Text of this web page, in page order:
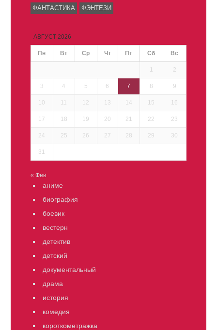
ФАНТАСТИКА ФЭНТЕЗИ
АВГУСТ 2026
Пн Вт Ср Чт Пт Сб Вс
1 2
3 4 5 6 7 8 9
10 11 12 13 14 15 16
17 18 19 20 21 22 23
24 25 26 27 28 29 30
31
« Фев
аниме
биография
боевик
вестерн
детектив
детский
документальный
драма
история
комедия
короткометражка